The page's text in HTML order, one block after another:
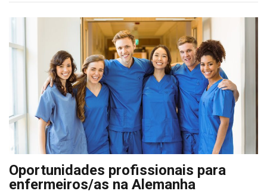
Oportunidades profissionais para
enfermeiros/as na Alemanha